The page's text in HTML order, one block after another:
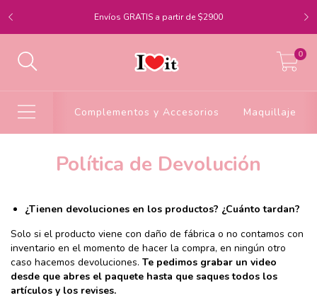
Envíos GRATIS a partir de $2900
0
Complementos y Accesorios Maquillaje
Política de Devolución
¿Tienen devoluciones en los productos? ¿Cuánto tardan?
Solo si el producto viene con daño de fábrica o no contamos con
inventario en el momento de hacer la compra, en ningún otro
caso hacemos devoluciones. Te pedimos grabar un video
desde que abres el paquete hasta que saques todos los
artículos y los revises.